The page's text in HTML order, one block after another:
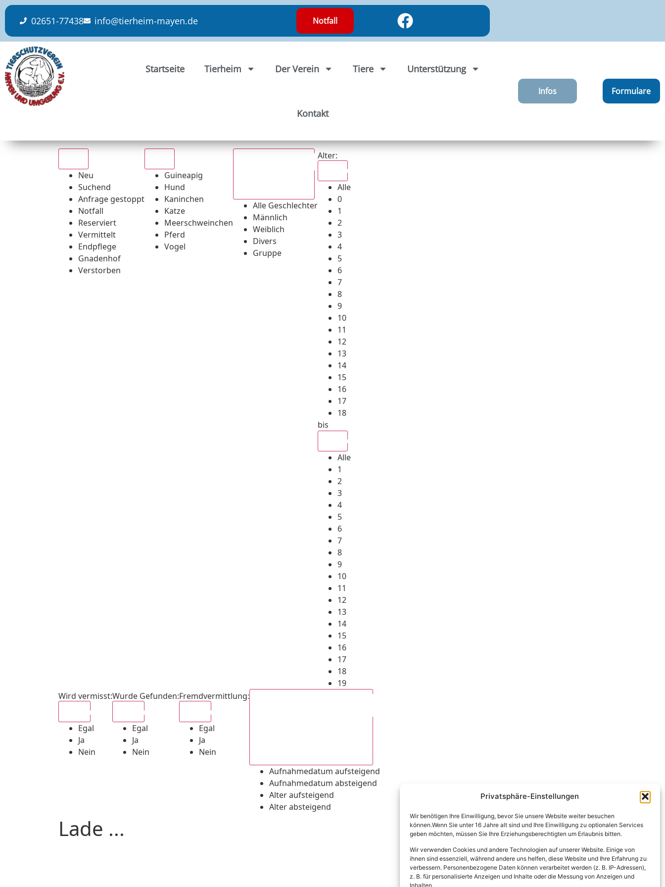
Privatsphäre-Einstellungen
Wir benötigen Ihre Einwilligung, bevor Sie unsere Website weiter besuchen
können.Wenn Sie unter 16 Jahre alt sind und Ihre Einwilligung zu optionalen Services
geben möchten, müssen Sie Ihre Erziehungsberechtigten um Erlaubnis bitten.
Wir verwenden Cookies und andere Technologien auf unserer Website. Einige von
ihnen sind essenziell, während andere uns helfen, diese Website und Ihre Erfahrung zu
verbessern. Personenbezogene Daten können verarbeitet werden (z. B. IP-Adressen),
z. B. für personalisierte Anzeigen und Inhalte oder die Messung von Anzeigen und
Inhalten.
content
02651-77438 info@tierheim-mayen.de Notfall
Startseite Tierheim Der Verein Tiere Unterstützung
Kontakt
Infos Formulare
Neu
Suchend
Anfrage gestoppt
Notfall
Reserviert
Vermittelt
Endpflege
Gnadenhof
Verstorben
Guineapig
Hund
Kaninchen
Katze
Meerschweinchen
Pferd
Vogel
Alle Geschlechter
Männlich
Weiblich
Divers
Gruppe
Alter:
Alle
0
1
2
3
4
5
6
7
8
9
10
11
12
13
14
15
16
17
18
bis
Alle
1
2
3
4
5
6
7
8
9
10
11
12
13
14
15
16
17
18
19
Wird vermisst:
Egal
Ja
Nein
Wurde Gefunden:
Egal
Ja
Nein
Fremdvermittlung:
Egal
Ja
Nein
Aufnahmedatum aufsteigend
Aufnahmedatum absteigend
Alter aufsteigend
Alter absteigend
Lade ...